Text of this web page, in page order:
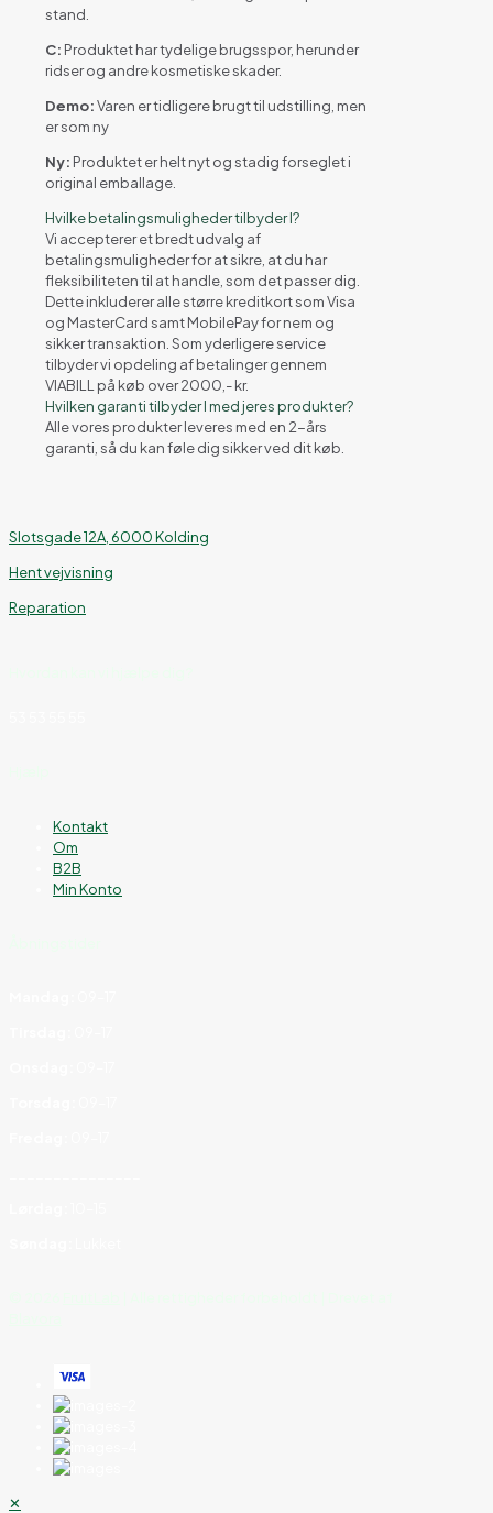
stand.
C: Produktet har tydelige brugsspor, herunder
ridser og andre kosmetiske skader.
Demo:Varen er tidligere brugt til udstilling, men
er som ny
Ny: Produktet er helt nyt og stadig forseglet i
original emballage.
Hvilke betalingsmuligheder tilbyder I?
Vi accepterer et bredt udvalg af
betalingsmuligheder for at sikre, at du har
fleksibiliteten til at handle, som det passer dig.
Dette inkluderer alle større kreditkort som Visa
og MasterCard samt MobilePay for nem og
sikker transaktion. Som yderligere service
tilbyder vi opdeling af betalinger gennem
VIABILL på køb over 2000,- kr.
Hvilken garanti tilbyder I med jeres produkter?
Alle vores produkter leveres med en 2-års
garanti, så du kan føle dig sikker ved dit køb.
Slotsgade 12A, 6000 Kolding
Hent vejvisning
Reparation
Kontakt
Om
B2B
Min Konto
✕